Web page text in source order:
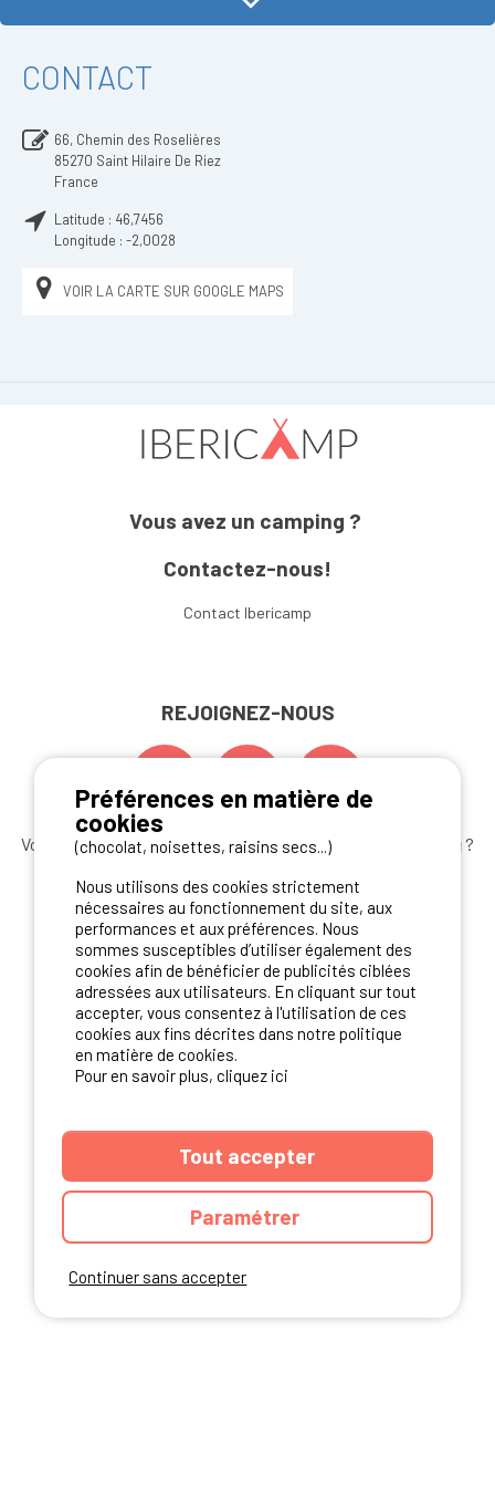
CONTACT
66, Chemin des Roselières
85270 Saint Hilaire De Riez
France
Latitude : 46,7456
Longitude : -2,0028
VOIR LA CARTE SUR GOOGLE MAPS
Vous avez un camping ?
Contactez-nous!
Contact Ibericamp
REJOIGNEZ-NOUS
Vous souhaitez bénéficier desmeilleures offres camping ?
S'ABONNER
NOS PARTENAIRES
Continuer sans accepter
Préférences en matière de
cookies
(chocolat, noisettes, raisins secs...)
Nous utilisons des cookies strictement
nécessaires au fonctionnement du site, aux
performances et aux préférences. Nous
sommes susceptibles d’utiliser également des
cookies afin de bénéficier de publicités ciblées
adressées aux utilisateurs. En cliquant sur tout
accepter, vous consentez à l'utilisation de ces
cookies aux fins décrites dans notre politique
en matière de cookies.
Pour en savoir plus, cliquez ici
Tout accepter
Paramétrer